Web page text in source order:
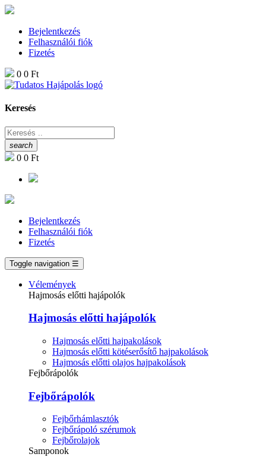
Bejelentkezés
Felhasználói fiók
Fizetés
0 0 Ft
Keresés
search
0 0 Ft
Bejelentkezés
Felhasználói fiók
Fizetés
Toggle navigation ☰
Vélemények
Hajmosás előtti hajápolók
Hajmosás előtti hajápolók
Hajmosás előtti hajpakolások
Hajmosás előtti kötéserősítő hajpakolások
Hajmosás előtti olajos hajpakolások
Fejbőrápolók
Fejbőrápolók
Fejbőrhámlasztók
Fejbőrápoló szérumok
Fejbőrolajok
Samponok